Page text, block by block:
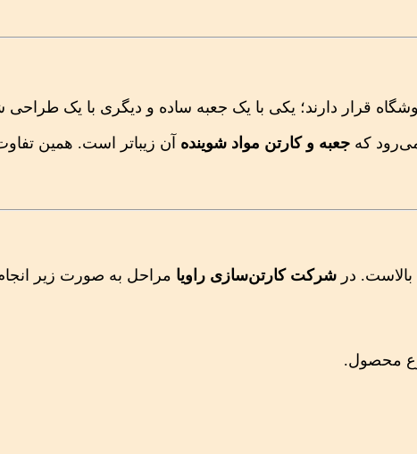
قرار دارند؛ یکی با یک جعبه ساده و دیگری با یک
که جعبه و کارتن مواد شوینده آن زیباتر است. همین
در شرکت کارتن‌سازی راویا مراحل به صورت زیر
نوع محصول.